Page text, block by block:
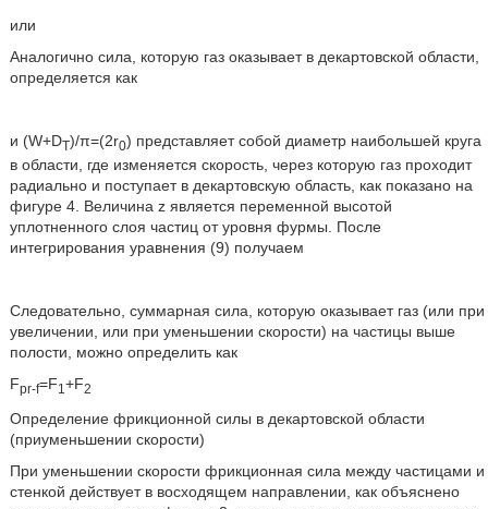
или
Аналогично сила, которую газ оказывает в декартовской области,
определяется как
и (W+DT)/π=(2r0) представляет собой диаметр наибольшей круга
в области, где изменяется скорость, через которую газ проходит
радиально и поступает в декартовскую область, как показано на
фигуре 4. Величина z является переменной высотой
уплотненного слоя частиц от уровня фурмы. После
интегрирования уравнения (9) получаем
Следовательно, суммарная сила, которую оказывает газ (или при
увеличении, или при уменьшении скорости) на частицы выше
полости, можно определить как
Fpr-f=F1 +F2
Определение фрикционной силы в декартовской области
(приуменьшении скорости)
При уменьшении скорости фрикционная сила между частицами и
стенкой действует в восходящем направлении, как объяснено